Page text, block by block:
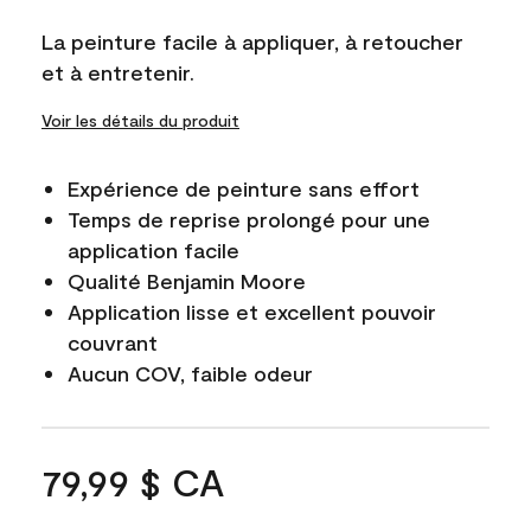
La peinture facile à appliquer, à retoucher
et à entretenir.
Voir les détails du produit
Expérience de peinture sans effort
Temps de reprise prolongé pour une
application facile
Qualité Benjamin Moore
Application lisse et excellent pouvoir
couvrant
Aucun COV, faible odeur
79,99 $ CA